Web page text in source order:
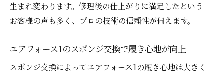
生まれ変わります。修理後の仕上がりに満足したという
お客様の声も多く、プロの技術の信頼性が伺えます。
エアフォース1のスポンジ交換で履き心地が向上
スポンジ交換によってエアフォース1の履き心地は大きく